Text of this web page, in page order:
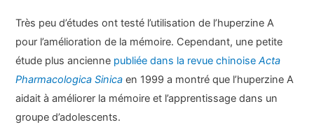
Très peu d’études ont testé l’utilisation de l’huperzine A
pour l’amélioration de la mémoire. Cependant, une petite
étude plus ancienne publiée dans la revue chinoiseActa
Pharmacologica Sinica en 1999 a montré que l’huperzine A
aidait à améliorer la mémoire et l’apprentissage dans un
groupe d’adolescents.